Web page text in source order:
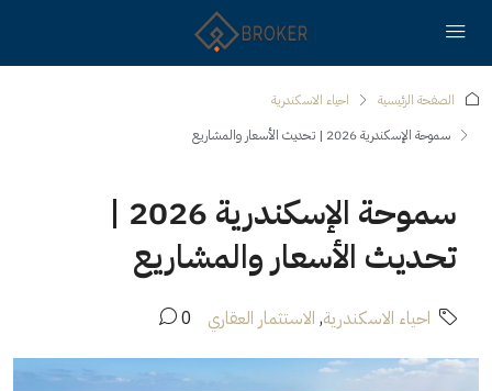
الصفحة الرئيسية
احياء الاسكندرية
سموحة الإسكندرية 2026 | تحديث الأسعار والمشاريع
سموحة الإسكندرية 2026 |
تحديث الأسعار والمشاريع
احياء الاسكندرية, الاستثمار العقاري 0